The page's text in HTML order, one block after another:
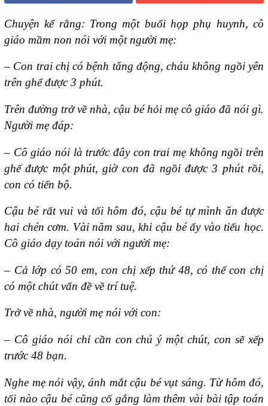
Chuyện kể rằng: Trong một buổi họp phụ huynh, cô
giáo mầm non nói với một người mẹ:
– Con trai chị có bệnh tăng động, cháu không ngồi yên
trên ghế được 3 phút.
Trên đường trở về nhà, cậu bé hỏi mẹ cô giáo đã nói gì.
Người mẹ đáp:
– Cô giáo nói là trước đây con trai mẹ không ngồi trên
ghế được một phút, giờ con đã ngồi được 3 phút rồi,
con có tiến bộ.
Cậu bé rất vui và tối hôm đó, cậu bé tự mình ăn được
hai chén cơm. Vài năm sau, khi cậu bé ấy vào tiểu học.
Cô giáo dạy toán nói với người mẹ:
– Cả lớp có 50 em, con chị xếp thứ 48, có thể con chị
có một chút vấn đề về trí tuệ.
Trở về nhà, người mẹ nói với con:
– Cô giáo nói chỉ cần con chú ý một chút, con sẽ xếp
trước 48 bạn.
Nghe mẹ nói vậy, ánh mắt cậu bé vụt sáng. Từ hôm đó,
tối nào cậu bé cũng cố gắng làm thêm vài bài tập toán